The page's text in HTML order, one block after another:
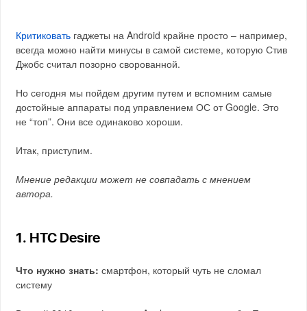
Критиковать гаджеты на Android крайне просто – например,
всегда можно найти минусы в самой системе, которую Стив
Джобс считал позорно сворованной.
Но сегодня мы пойдем другим путем и вспомним самые
достойные аппараты под управлением ОС от Google. Это
не “топ”. Они все одинаково хороши.
Итак, приступим.
Мнение редакции может не совпадать с мнением
автора.
1. HTC Desire
Что нужно знать: смартфон, который чуть не сломал
систему